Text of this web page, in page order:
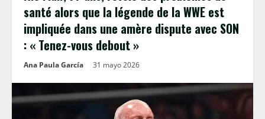
santé alors que la légende de la WWE est
impliquée dans une amère dispute avec SON
: « Tenez-vous debout »
Ana Paula García 31 mayo 2026